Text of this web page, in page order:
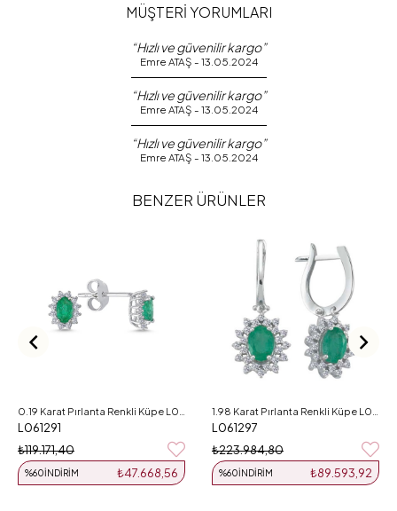
MÜŞTERİ YORUMLARI
“Hızlı ve güvenilir kargo”
Emre ATAŞ - 13.05.2024
“Hızlı ve güvenilir kargo”
Emre ATAŞ - 13.05.2024
“Hızlı ve güvenilir kargo”
Emre ATAŞ - 13.05.2024
BENZER ÜRÜNLER
L061291
₺47.668,56
%60İNDIRIM
₺119.171,40
L061297
₺89.593,92
%60İNDIRIM
₺223.984,80